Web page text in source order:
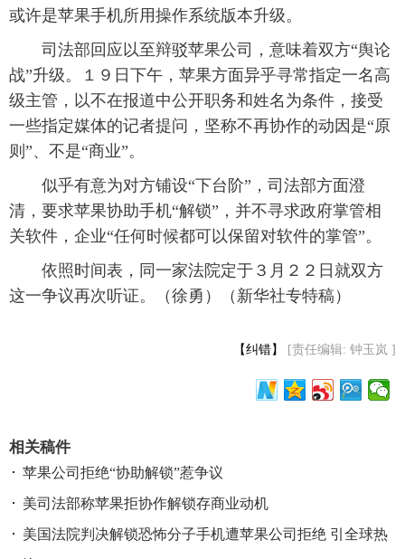
或许是苹果手机所用操作系统版本升级。
司法部回应以至辩驳苹果公司，意味着双方“舆论
战”升级。１９日下午，苹果方面异乎寻常指定一名高
级主管，以不在报道中公开职务和姓名为条件，接受
一些指定媒体的记者提问，坚称不再协作的动因是“原
则”、不是“商业”。
似乎有意为对方铺设“下台阶”，司法部方面澄
清，要求苹果协助手机“解锁”，并不寻求政府掌管相
关软件，企业“任何时候都可以保留对软件的掌管”。
依照时间表，同一家法院定于３月２２日就双方
这一争议再次听证。（徐勇）（新华社专特稿）
【纠错】 [责任编辑: 钟玉岚 ]
相关稿件
苹果公司拒绝“协助解锁”惹争议
美司法部称苹果拒协作解锁存商业动机
美国法院判决解锁恐怖分子手机遭苹果公司拒绝 引全球热